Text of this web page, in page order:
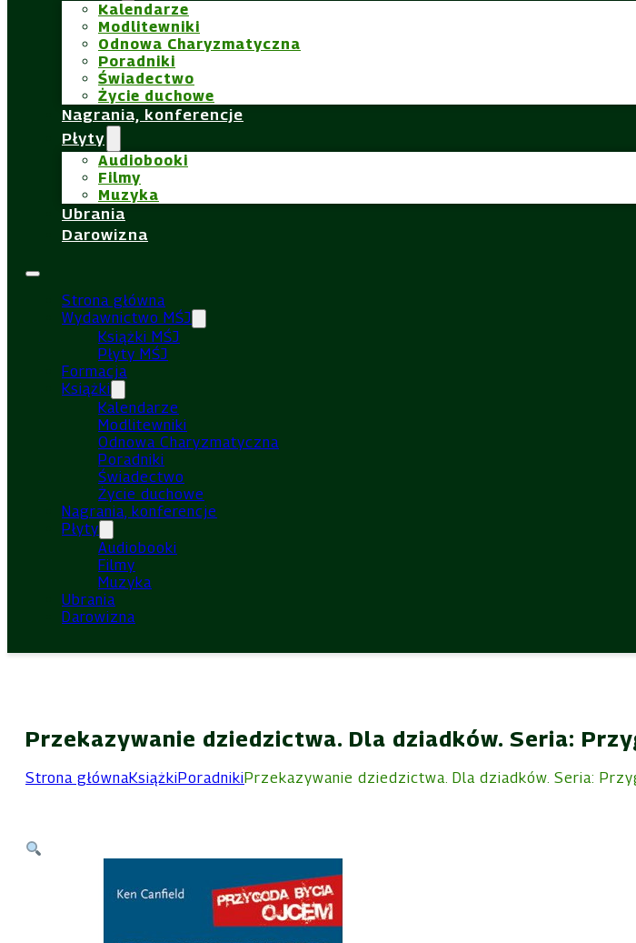
Kalendarze
Modlitewniki
Odnowa Charyzmatyczna
Poradniki
Świadectwo
Życie duchowe
Nagrania, konferencje
Płyty
Audiobooki
Filmy
Muzyka
Ubrania
Darowizna
Strona główna
Wydawnictwo MŚJ
Książki MŚJ
Płyty MŚJ
Formacja
Książki
Kalendarze
Modlitewniki
Odnowa Charyzmatyczna
Poradniki
Świadectwo
Życie duchowe
Nagrania, konferencje
Płyty
Audiobooki
Filmy
Muzyka
Ubrania
Darowizna
Przekazywanie dziedzictwa. Dla dziadków. Seria:
Strona głównaKsiążkiPoradnikiPrzekazywanie dziedzictwa. Dla dziadków. Seria: